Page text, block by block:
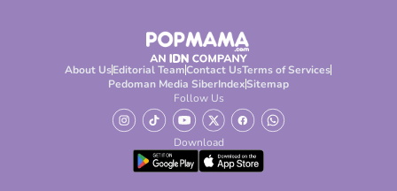
About UsEditorial TeamContact UsTerms of Services
Pedoman Media SiberIndexSitemap
Follow Us
Download